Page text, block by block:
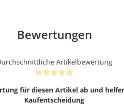
Bewertungen
Artikelbewertung
für diesen Artikel ab und
Kaufentscheidung